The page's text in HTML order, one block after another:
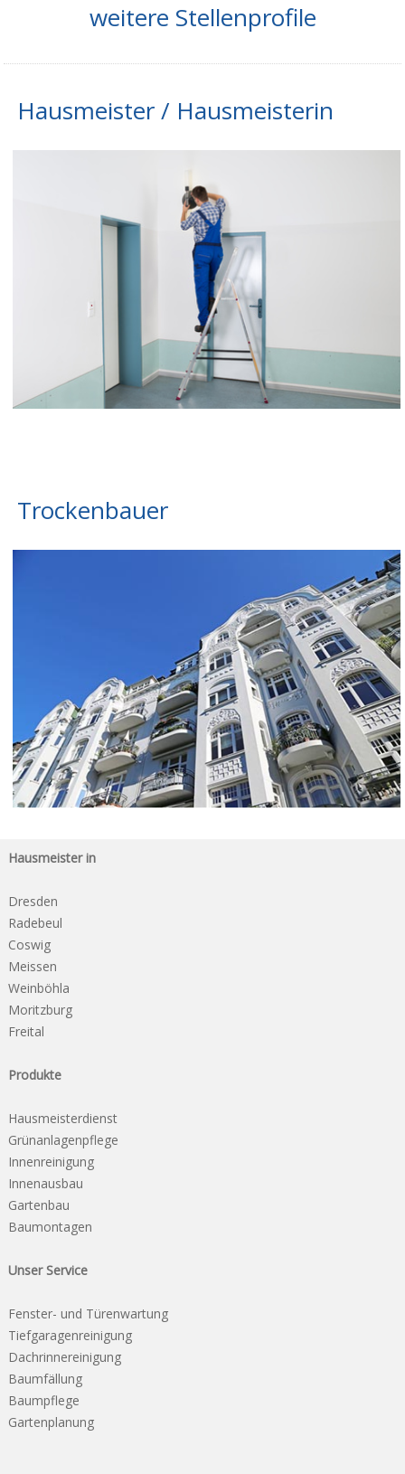
weitere Stellenprofile
Hausmeister / Hausmeisterin
Trockenbauer
Hausmeister in
Dresden
Radebeul
Coswig
Meissen
Weinböhla
Moritzburg
Freital
Produkte
Hausmeisterdienst
Grünanlagenpflege
Innenreinigung
Innenausbau
Gartenbau
Baumontagen
Unser Service
Fenster- und Türenwartung
Tiefgaragenreinigung
Dachrinnereinigung
Baumfällung
Baumpflege
Gartenplanung